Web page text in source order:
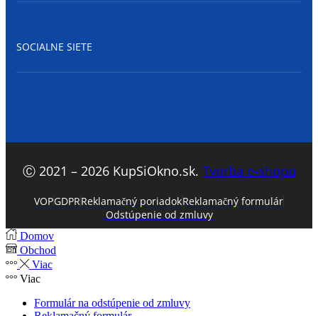
SOCIALNE SIETE
Ⓒ 2021 – 2026 KupSiOkno.sk. Tvorba e-shopu
VOPGDPRReklamačný poriadokReklamačný formulár
Odstúpenie od zmluvy
Domov
Obchod
Viac
Viac
Formulár na odstúpenie od zmluvy